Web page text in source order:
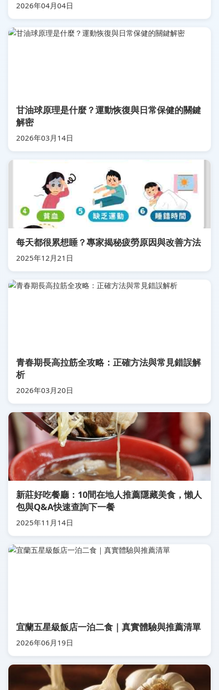
2026年04月04日
甘油球原理是什麼？運動恢復與日常保健的關鍵
解密
2026年03月14日
每天都很累想睡？專家揭秘疲勞原因與改善方法
2025年12月21日
青春期長高拉筋全攻略：正確方法與常見錯誤解
析
2026年03月20日
新莊好吃餐廳：10間在地人推薦隱藏美食，懶人
包與Q&A快速查詢下一餐
2025年11月14日
宜蘭五星級飯店一泊二食｜真實體驗與推薦清單
2026年06月19日